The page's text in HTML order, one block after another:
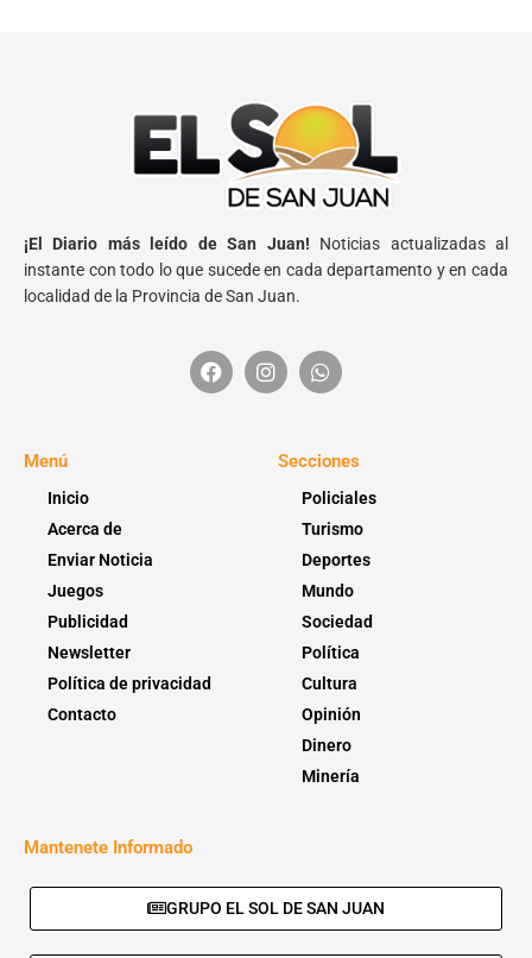
¡El Diario más leído de San Juan! Noticias actualizadas al
instante con todo lo que sucede en cada departamento y en cada
localidad de la Provincia de San Juan.
Menú
Inicio
Acerca de
Enviar Noticia
Juegos
Publicidad
Newsletter
Política de privacidad
Contacto
Secciones
Policiales
Turismo
Deportes
Mundo
Sociedad
Política
Cultura
Opinión
Dinero
Minería
Mantenete Informado
GRUPO EL SOL DE SAN JUAN